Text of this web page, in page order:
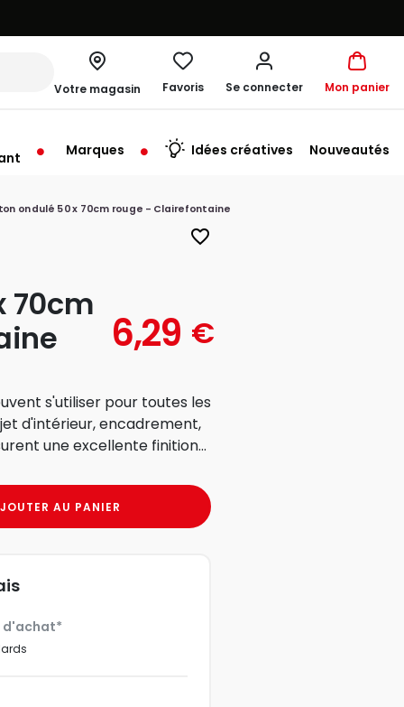
Votre magasin
à 19:30
Favoris Se connecter Mon panier
Marques Idées créatives Nouveautés
ondulé 50 x 70cm rouge - Clairefontaine
favorite_border
70cm
6,29 €
s'utiliser pour toutes les
d'intérieur, encadrement,
une excellente finition...
AU PANIER
d'achat*